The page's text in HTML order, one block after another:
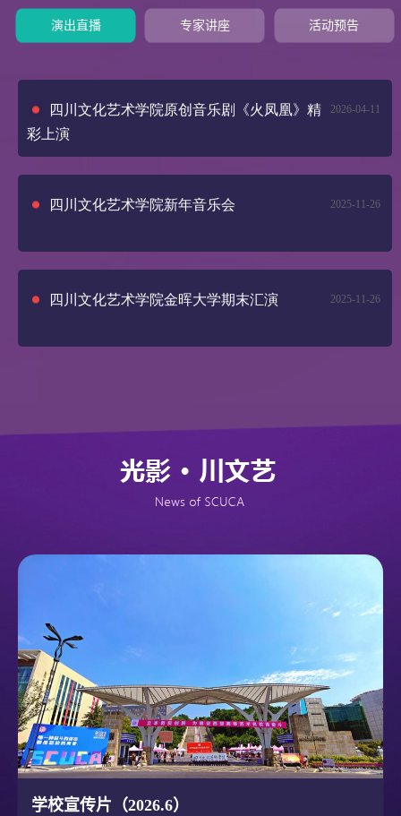
演出直播 专家讲座 活动预告
学校宣传片（2026.6）